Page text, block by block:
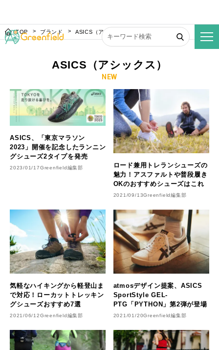
TOP ブランド ASICS（アシックス）
ASICS（アシックス）
NEW
ASICS、「東京マラソン
2023」開催を記念したランニン
グシューズ2タイプを発売
2023/01/17Greenfield編集部
ロード兼用トレランシューズの
魅力！アスファルトや普段履き
OKのおすすめシューズはこれ
2021/09/13Greenfield編集部
気軽なハイキングから軽登山ま
で対応！ローカットトレッキン
グシューズおすすめ7選
2021/06/12Greenfield編集部
atmosデザイン提案、ASICS
SportStyle GEL-
PTG「PYTHON」第2弾が登場
2021/01/20Greenfield編集部